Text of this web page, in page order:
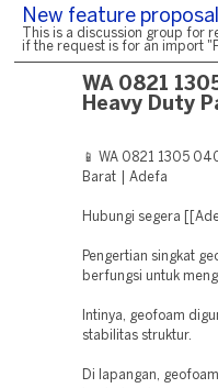
New feature
This is a discussion group for
if the request is for an import
WA 0821
Heavy Duty
📱 WA 0821 1305
Barat | Adefa
Hubungi segera
Pengertian singkat
berfungsi untuk
Intinya, geofoam
stabilitas struktur.
Di lapangan,